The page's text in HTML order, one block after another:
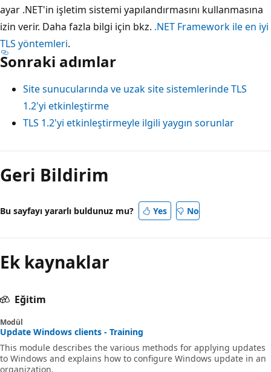
ayar .NET'in işletim sistemi yapılandırmasını kullanmasına
izin verir. Daha fazla bilgi için bkz. .NET Framework ile en iyi
TLS yöntemleri.
Sonraki adımlar
Site sunucularında ve uzak site sistemlerinde TLS
1.2'yi etkinleştirme
TLS 1.2'yi etkinleştirmeyle ilgili yaygın sorunlar
Geri Bildirim
Bu sayfayı yararlı buldunuz mu? Yes No
Ek kaynaklar
Eğitim
Modül
Update Windows clients - Training
This module describes the various methods for applying updates
to Windows and explains how to configure Windows update in an
organization.